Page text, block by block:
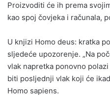
Proizvoditi će ih prema
kao spoj čovjeka i računala,
U knjizi Homo deus: kratka
sljedeće upozorenje. „Na
vlak napretka ponovno
biti posljednji vlak koji će
Homo sapiens.